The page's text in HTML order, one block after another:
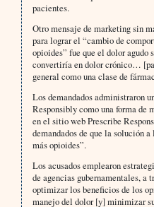
pacientes.
Otro mensaje de marketing sin
para lograr el “cambio de
opioides” fue que el dolor
convertiría en dolor crónico…
general como una clase de
Los demandados administraron
Responsibly como una forma de
en el sitio web Prescribe
demandados de que la solución
más opioides”.
Los acusados emplearon
de agencias gubernamentales, a
optimizar los beneficios de los
manejo del dolor [y] minimizar